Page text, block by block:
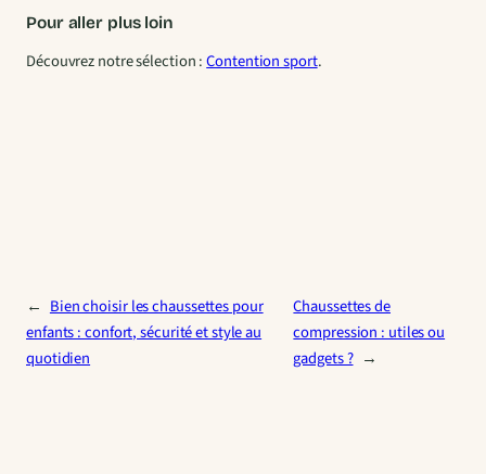
Pour aller plus loin
Découvrez notre sélection :Contention sport.
← Bien choisir les chaussettes pour
enfants : confort, sécurité et style au
quotidien
Chaussettes de
compression : utiles ou
gadgets ? →